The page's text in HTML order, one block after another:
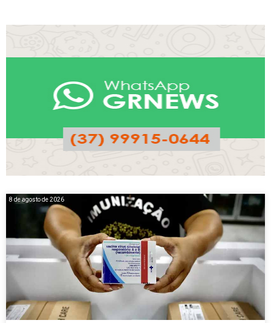
8 de agosto de 2026